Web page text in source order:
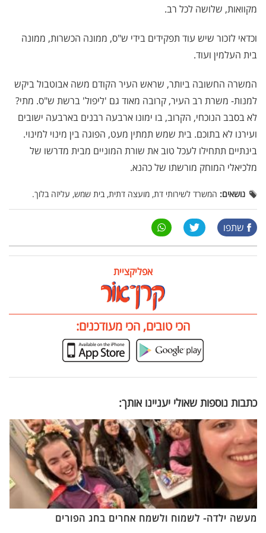
מקוואות, שלושה לכל רב.
וכדאי לזכור שיש עוד תפקידים בידי ש"ס, ממונה הכשרות, ממונה
בית העלמין ועוד.
המשרה החשובה ביותר, שראש העיר הקודם משה אבוטבול ביקש
למנות- משרת רב העיר, קרובה מאוד גם 'ליפול' ברשת ש"ס. מתי?
לא בסבב הנוכחי, הקרוב, בו ימונו ארבעה רבנים בארבעה ישובים
ועירנו לא בתוכם. בית שמש תמתין מעט, הפוגה בין מינוי למינוי.
בינתיים תתחילו לעכל טוב את שורת המוניים מבית מדרשו של
מלכיאלי המוחק מורשתו של כהנא.
נושאים: המשרד לשירותי דת, מועצה דתית, בית שמש, עליזה בלוך.
שתפו
אפליקציית
הכי טובים, הכי מעודכנים:
כתבות נוספות שאולי יעניינו אותך:
מעשה ילדה- לשמוח ולשמח אחרים בחג הפורים